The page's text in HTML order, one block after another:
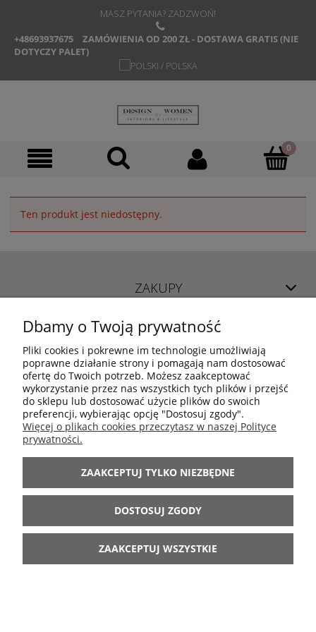
MASZ PYTANIA? ZADZWOŃ!
+48693937675
ZAMÓWIENIA OD 200 ZŁ - DOSTAWA GRATIS (NIE
DOTYCZY PALET)
Ten produkt jest niedostępny.
ZAKUPY
POMOC
MOJE KONTO
INFORMACJE
ARANŻACJE
BĄDŹ Z NAMI
Dbamy o Twoją prywatność
Pliki cookies i pokrewne im technologie umożliwiają
poprawne działanie strony i pomagają nam dostosować
ofertę do Twoich potrzeb. Możesz zaakceptować
wykorzystanie przez nas wszystkich tych plików i przejść
do sklepu lub dostosować użycie plików do swoich
preferencji, wybierając opcję "Dostosuj zgody".
Więcej o plikach cookies przeczytasz w naszej Polityce
prywatności.
ZAAKCEPTUJ TYLKO NIEZBĘDNE
DOSTOSUJ ZGODY
ZAAKCEPTUJ WSZYSTKIE